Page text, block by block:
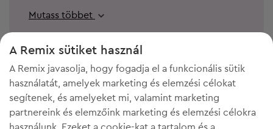
Mutass többet
A Remix sütiket használ
A Remix javasolja, hogy fogadja el a funkcionális sütik
használatát, amelyek marketing és elemzési célokat
segítenek, és amelyeket mi, valamint marketing
partnereink és elemzőink marketing és elemzési célokra